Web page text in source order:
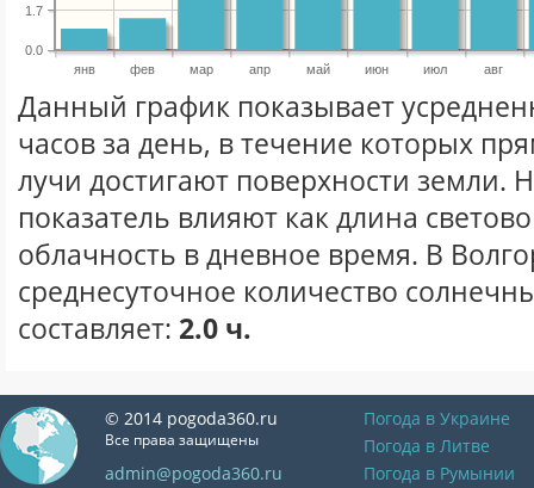
янв фев мар апр май июн июл авг
0.0
1.7
Данный график показывает
часов за день, в течение которых
лучи достигают поверхности земли.
показатель влияют как длина
облачность в дневное время. В
среднесуточное количество
составляет: 2.0 ч.
© 2014 pogoda360.ru
Все права защищены
admin@pogoda360.ru
Погода в Украине
Погода в Литве
Погода в Румынии